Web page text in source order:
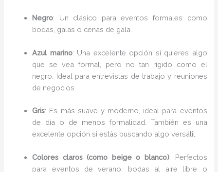
Negro: Un clásico para eventos formales como
bodas, galas o cenas de gala.
Azul marino: Una excelente opción si quieres algo
que se vea formal, pero no tan rígido como el
negro. Ideal para entrevistas de trabajo y reuniones
de negocios.
Gris: Es más suave y moderno, ideal para eventos
de día o de menos formalidad. También es una
excelente opción si estás buscando algo versátil.
Colores claros (como beige o blanco): Perfectos
para eventos de verano, bodas al aire libre o